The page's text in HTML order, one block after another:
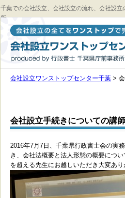
千葉での会社設立、会社設立の流れ、会社設
所
会社設立ワンストップセンター千葉 >
会社設立手続きについての講
2016年7月7日、千葉県行政書士会の実
き、会社法概要と法人形態の概要につ
を超える先生にお越しいただき大変あ